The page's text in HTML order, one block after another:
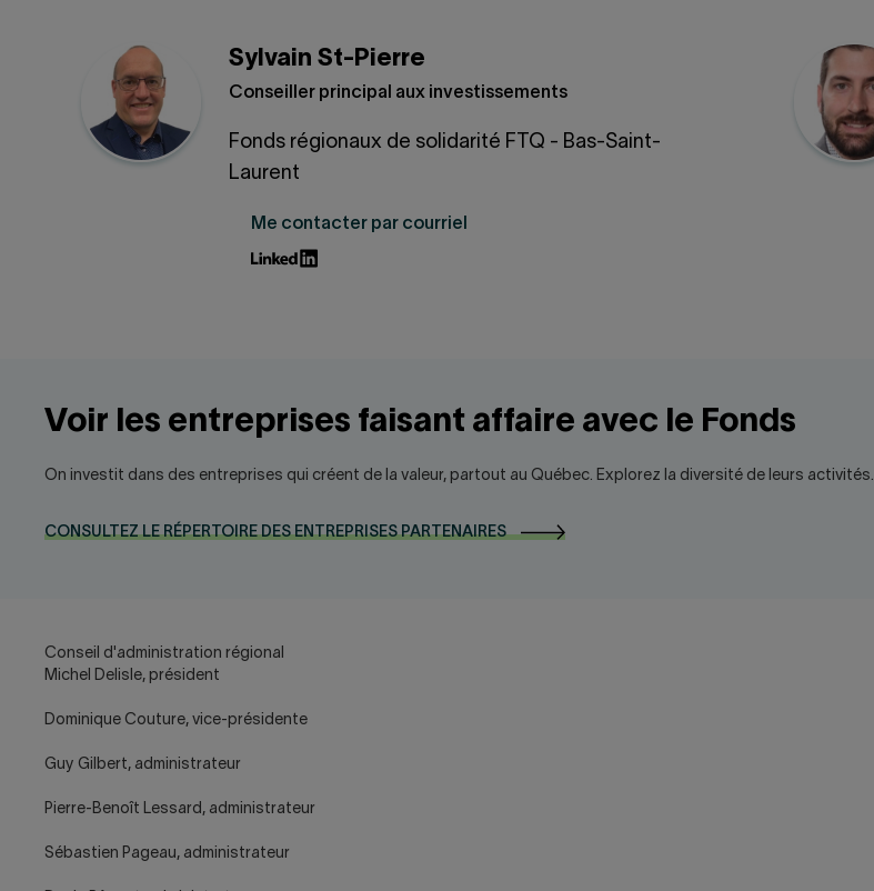
Sylvain St-Pierre
Conseiller principal aux investissements
Fonds régionaux de solidarité FTQ - Bas-Saint-
Laurent
Me contacter par courriel
Voir les entreprises faisant affaire avec le Fonds
On investit dans des entreprises qui créent de la valeur, partout au Québec. Explorez la diversité de leurs activités.
CONSULTEZ LE RÉPERTOIRE DES ENTREPRISES PARTENAIRES
Conseil d'administration régional
Michel Delisle, président
Dominique Couture, vice-présidente
Guy Gilbert, administrateur
Pierre-Benoît Lessard, administrateur
Sébastien Pageau, administrateur